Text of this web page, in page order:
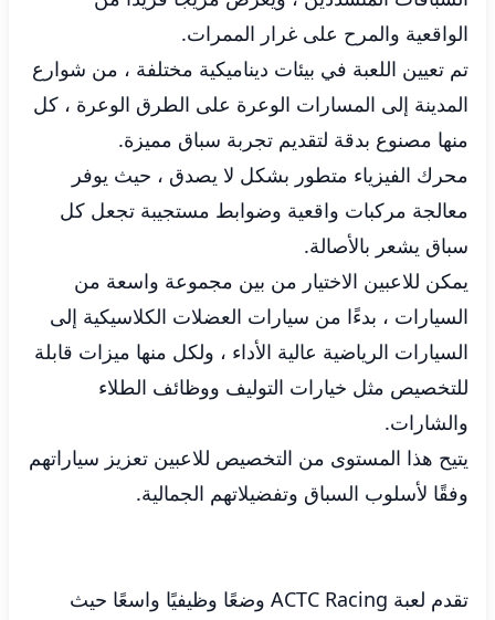
الواقعية والمرح على غرار الممرات.
تم تعيين اللعبة في بيئات ديناميكية مختلفة ، من شوارع
المدينة إلى المسارات الوعرة على الطرق الوعرة ، كل
منها مصنوع بدقة لتقديم تجربة سباق مميزة.
محرك الفيزياء متطور بشكل لا يصدق ، حيث يوفر
معالجة مركبات واقعية وضوابط مستجيبة تجعل كل
سباق يشعر بالأصالة.
يمكن للاعبين الاختيار من بين مجموعة واسعة من
السيارات ، بدءًا من سيارات العضلات الكلاسيكية إلى
السيارات الرياضية عالية الأداء ، ولكل منها ميزات قابلة
للتخصيص مثل خيارات التوليف ووظائف الطلاء
والشارات.
يتيح هذا المستوى من التخصيص للاعبين تعزيز سياراتهم
وفقًا لأسلوب السباق وتفضيلاتهم الجمالية.
تقدم لعبة ACTC Racing وضعًا وظيفيًا واسعًا حيث